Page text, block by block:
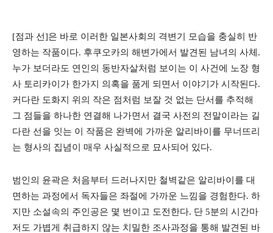
[점과 선]은 바로 이러한 일본사회의 격변기 모습을 충실히 반
영하는 작품이다. 후쿠오카의 해변가에서 발견된 남녀의 사체.
누가 보더라도 연인의 동반자살처럼 보이는 이 사건에 노장 형
사 토리카이가 한가지 의혹을 품게 되면서 이야기가 시작된다.
커다란 도화지 위의 작은 점처럼 보잘 것 없는 단서를 추적해
그 점들을 하나한 연결해 나가면서 결국 사전의 전말이라는 길
다란 선을 잇는 이 작품은 완벽에 가까운 알리바이를 무너뜨리
는 형사의 집념이 매우 사실적으로 묘사되어 있다.
범인의 윤곽은 처음부터 드러나지만 철벽같은 알리바이를 대
면하는 과정에서 독자들은 좌절에 가까운 느낌을 경험한다. 하
지만 소설속의 주인공은 몇 번이고 도전한다. 단 5분의 시간마
저도 가볍게 취급하지 않는 치밀한 조사과정을 통해 발견된 바